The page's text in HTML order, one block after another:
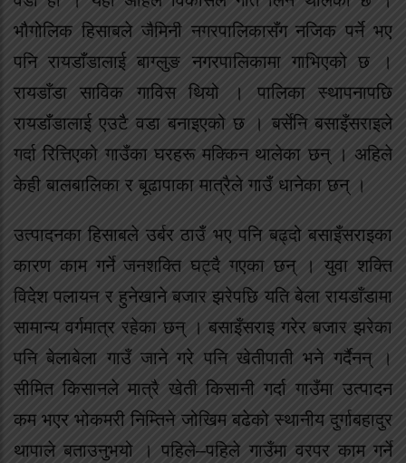
भौगोलिक हिसाबले जैमिनी नगरपालिकासँग नजिक पर्ने भए
पनि रायडाँडालाई बाग्लुङ नगरपालिकामा गाभिएको छ ।
रायडाँडा साविक गाविस थियो । पालिका स्थापनापछि
रायडाँडालाई एउटै वडा बनाइएको छ । बर्सेनि बसाइँसराइले
गर्दा रित्तिएको गाउँका घरहरू मक्किन थालेका छन् । अहिले
केही बालबालिका र बूढापाका मात्रैले गाउँ धानेका छन् ।
उत्पादनका हिसाबले उर्बर ठाउँ भए पनि बढ्दो बसाइँसराइका
कारण काम गर्ने जनशक्ति घट्दै गएका छन् । युवा शक्ति
विदेश पलायन र हुनेखाने बजार झरेपछि यति बेला रायडाँडामा
सामान्य वर्गमात्र रहेका छन् । बसाइँसराइ गरेर बजार झरेका
पनि बेलाबेला गाउँ जाने गरे पनि खेतीपाती भने गर्दैनन् ।
सीमित किसानले मात्रै खेती किसानी गर्दा गाउँमा उत्पादन
कम भएर भोकमरी निम्तिने जोखिम बढेको स्थानीय दुर्गाबहादुर
थापाले बताउनुभयो । पहिले–पहिले गाउँमा वरपर काम गर्ने